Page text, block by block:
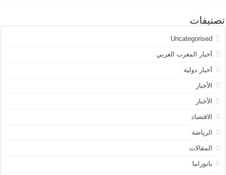
تصنيفات
Uncategorised
أخبار المغرب العربي
أخبار دولية
الأخبار
الأخبار
الاقتصاد
الرياضة
المقالات
بانوراما